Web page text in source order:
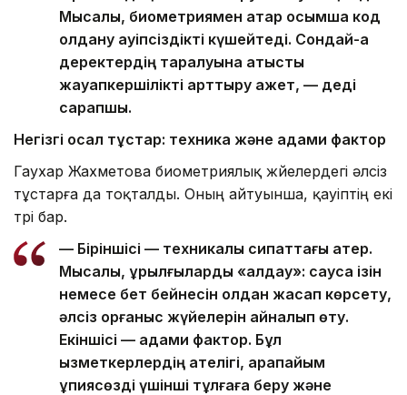
Мысалы, биометриямен қатар қосымша код
қолдану қауіпсіздікті күшейтеді. Сондай-ақ
деректердің таралуына қатысты
жауапкершілікті арттыру қажет, — деді
сарапшы.
Негізгі осал тұстар: техника және адами фактор
Гаухар Жахметова биометриялық жүйелердегі әлсіз
тұстарға да тоқталды. Оның айтуынша, қауіптің екі
түрі бар.
— Біріншісі — техникалық сипаттағы қатер.
Мысалы, құрылғыларды «алдау»: саусақ ізін
немесе бет бейнесін қолдан жасап көрсету,
әлсіз қорғаныс жүйелерін айналып өту.
Екіншісі — адами фактор. Бұл
қызметкерлердің қателігі, қарапайым
құпиясөзді үшінші тұлғаға беру және